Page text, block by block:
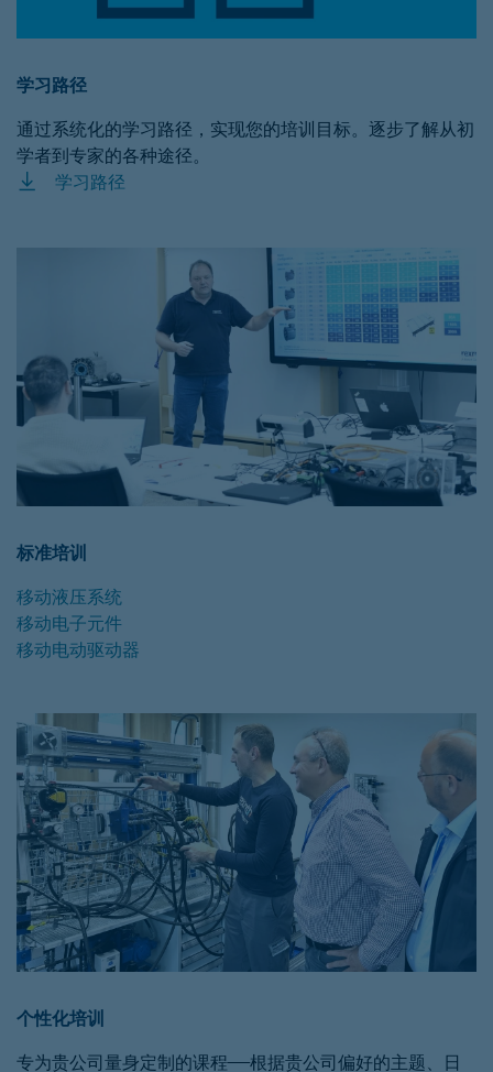
学习路径
通过系统化的学习路径，实现您的培训目标。逐步了解从初
学者到专家的各种途径。
学习路径
标准培训
移动液压系统
移动电子元件
移动电动驱动器
个性化培训
专为贵公司量身定制的课程——根据贵公司偏好的主题、日